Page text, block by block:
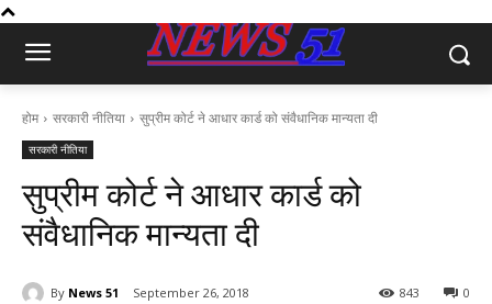
होम सरकारी नीतिया सुप्रीम कोर्ट ने आधार कार्ड को संवैधानिक मान्यता दी
सरकारी नीतिया
सुप्रीम कोर्ट ने आधार कार्ड को
संवैधानिक मान्यता दी
By News 51 September 26, 2018 0
843